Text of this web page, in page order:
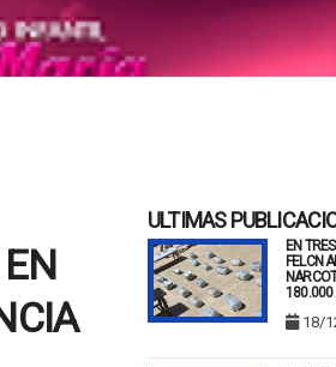
ULTIMAS
EN
FELCN
180.000
18/